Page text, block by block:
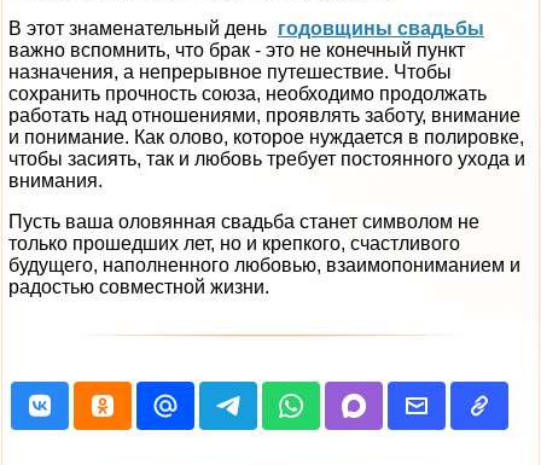
В этот знаменательный день годовщины свадьбы
важно вспомнить, что брак - это не конечный пункт
назначения, а непрерывное путешествие. Чтобы
сохранить прочность союза, необходимо продолжать
работать над отношениями, проявлять заботу, внимание
и понимание. Как олово, которое нуждается в полировке,
чтобы засиять, так и любовь требует постоянного ухода и
внимания.
Пусть ваша оловянная свадьба станет символом не
только прошедших лет, но и крепкого, счастливого
будущего, наполненного любовью, взаимопониманием и
радостью совместной жизни.